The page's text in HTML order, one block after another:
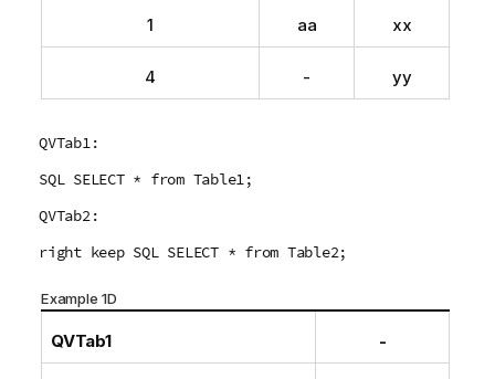
1 aa xx
4 - yy
QVTab1:
SQL SELECT * from Table1;
QVTab2:
right keep SQL SELECT * from Table2;
Example 1D
QVTab1 -